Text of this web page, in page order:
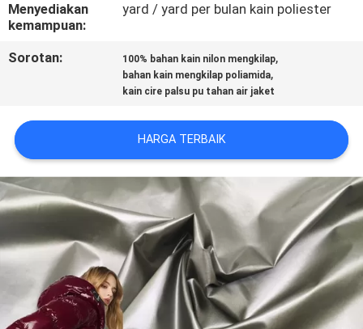
COMPANY
NEWS
PRIVACY
POLICY
Menyediakan
kemampuan:
yard / yard per bulan kain poliester
Sorotan: 100% bahan kain nilon mengkilap,
bahan kain mengkilap poliamida,
kain cire palsu pu tahan air jaket
HARGA TERBAIK